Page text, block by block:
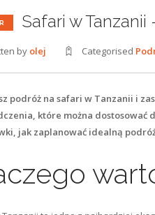
Safari w
by olej Categorised
podróż na safari w Tanzanii i
które można dostosować
jak zaplanować idealną